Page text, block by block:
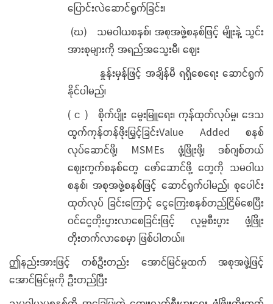
ပြောင်းလဲဆောင်ရွက်ခြင်း၊
(ဃ) သမဝါယစနစ်၊ အစုအဖွဲ့စနစ်ဖြင့် မျိုးနဲ့ သွင်း
အားစုများကို အရည်အသွေးမီ၊ ဈေး
နှုန်းမှန်ဖြင့် အချိန်မီ ရရှိစေရေး ဆောင်ရွက်
နိုင်ပါမည်၊
( င ) စိုက်ပျိုး မွေးမြူရေး၊ ကုန်ထုတ်လုပ်မှု၊ ဒေသ
ထွက်ကုန်တန်ဖိုးမြှင့်ခြင်းValue Added စနစ်
လုပ်ဆောင်ဖို့၊ MSMEs ဖွံ့ဖြိုးဖို့၊ ဒစ်ဂျစ်တယ်
ဈေးကွက်စနစ်တွေ ဖော်ဆောင်ဖို့ တွေကို သမဝါယ
စနစ်၊ အစုအဖွဲ့စနစ်ဖြင့် ဆောင်ရွက်ပါမည်၊ စုပေါင်း
ထုတ်လုပ် ခြင်းကြောင့် ငွေကြေးစနစ်တည်ငြိမ်စေပြီး
ဝင်ငွေတိုးပွားလာစေခြင်းဖြင့် လူမှုစီးပွား ဖွံ့ဖြိုး
တိုးတက်လာစေမှာ ဖြစ်ပါတယ်။
ဤနည်းအားဖြင့် တစ်ဦးတည်း အောင်မြင်မှုထက် အစုအဖွဲ့ဖြင့်
အောင်မြင်မှုကို ဦးတည်ပြီး